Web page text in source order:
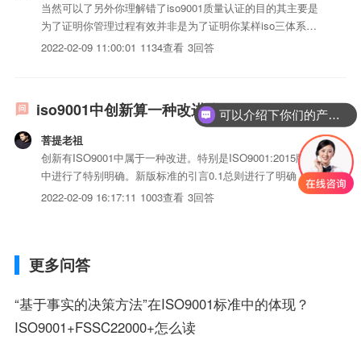
当然可以了另外你理解错了iso9001质量认证的目的其主要是
为了证明你管理过程有效并非是为了证明你某样iso三体系认
证怎样具体iso三体系认证有iso三体系认证认证现在大部分汽
2022-02-09 11:00:01 1134查看 3回答
iso9001中创新算一种改进么
菩提老祖
创新有ISO9001中属于一种改进。特别是ISO9001:2015版本
中进行了特别明确。新版标准的引言0.1总则进行了明确：在
日益复杂的动态环境中持续满足要求，并针对未来需求和期望
2022-02-09 16:17:11 1003查看 3回答
更多问答
“基于事实的决策方法”在ISO9001标准中的体现？
ISO9001+FSSC22000+怎么读
可以介绍下你们的产品么？